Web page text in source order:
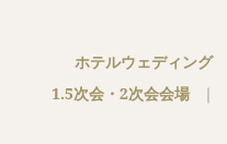
ホテルウェディング
1.5次会・2次会会場
｜